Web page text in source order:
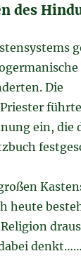
des
Die
ein, die
heute